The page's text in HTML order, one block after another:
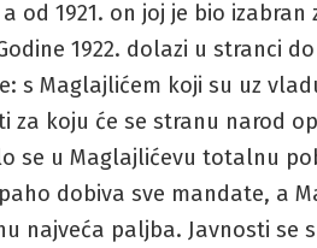
od 1921. on joj je bio
1922. dolazi u stranci
s Maglajlićem koji su uz
za koju će se stranu narod
se u Maglajlićevu totalnu
dobiva sve mandate, a
najveća paljba. Javnosti se